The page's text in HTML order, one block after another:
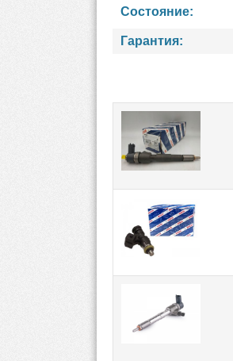
Состояние:
Гарантия: